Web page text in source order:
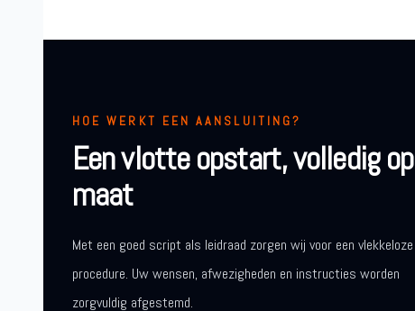
HOE WERKT EEN AANSLUITING?
Een vlotte opstart, volledig op
maat
Met een goed script als leidraad zorgen wij voor een vlekkeloze
procedure. Uw wensen, afwezigheden en instructies worden
zorgvuldig afgestemd.